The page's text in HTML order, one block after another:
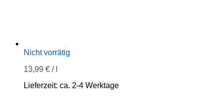
Nicht vorrätig
13,99 € /
Lieferzeit: ca. 2-4 Werktage